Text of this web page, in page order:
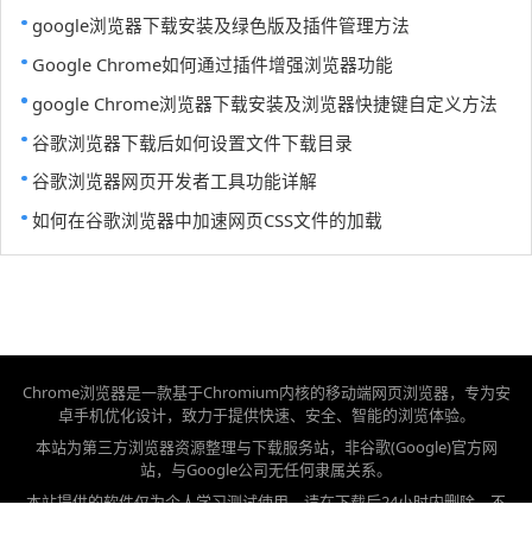
google浏览器下载安装及绿色版及插件管理方法
Google Chrome如何通过插件增强浏览器功能
google Chrome浏览器下载安装及浏览器快捷键自定义方法
谷歌浏览器下载后如何设置文件下载目录
谷歌浏览器网页开发者工具功能详解
如何在谷歌浏览器中加速网页CSS文件的加载
Chrome浏览器是一款基于Chromium内核的移动端网页浏览器，专为安
卓手机优化设计，致力于提供快速、安全、智能的浏览体验。
本站为第三方浏览器资源整理与下载服务站，非谷歌(Google)官方网
站，与Google公司无任何隶属关系。
本站提供的软件仅为个人学习测试使用，请在下载后24小时内删除，不